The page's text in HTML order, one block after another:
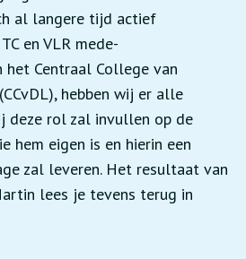
al langere tijd actief
en VLR mede-
Centraal College van
hebben wij er alle
deze rol zal invullen op de
hem eigen is en hierin een
zal leveren. Het resultaat van
lees je tevens terug in